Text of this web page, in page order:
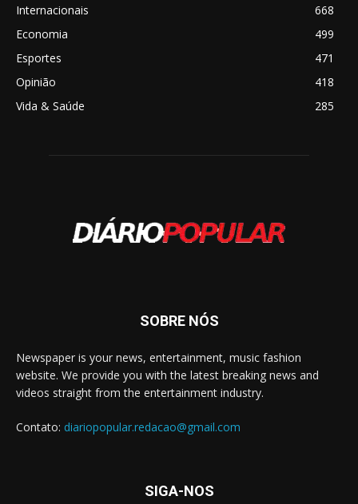
Internacionais
668
Economia
499
Esportes
471
Opinião
418
Vida & Saúde
285
SOBRE NÓS
Newspaper is your news, entertainment, music fashion
website. We provide you with the latest breaking news and
videos straight from the entertainment industry.
Contato: diariopopular.redacao@gmail.com
SIGA-NOS